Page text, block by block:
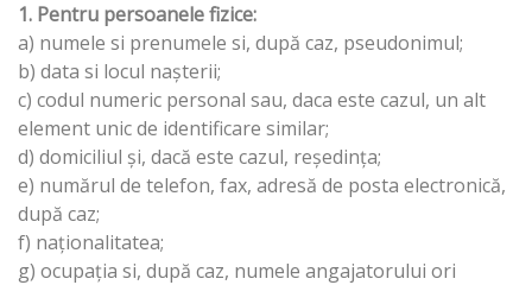
1. Pentru persoanele fizice:
a) numele si prenumele si, după caz, pseudonimul;
b) data si locul naşterii;
c) codul numeric personal sau, daca este cazul, un alt
element unic de identificare similar;
d) domiciliul şi, dacă este cazul, reşedinţa;
e) numărul de telefon, fax, adresă de posta electronică,
după caz;
f) naţionalitatea;
g) ocupaţia si, după caz, numele angajatorului ori